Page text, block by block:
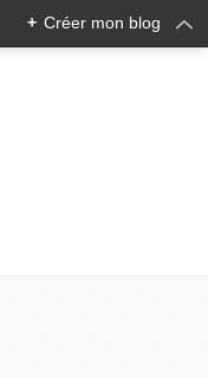
+ Créer mon blog